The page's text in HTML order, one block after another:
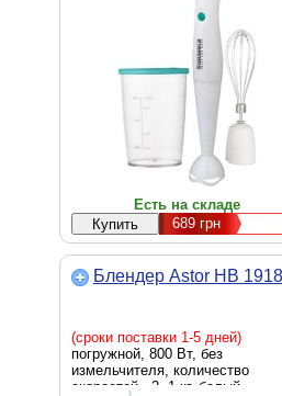
Есть на складе
689грн
Блендер Astor HB 1918
(сроки поставки 1-5 дней)
погружной, 800 Вт, без
измельчителя, количество
скоростей - 2, 1 кг, белый